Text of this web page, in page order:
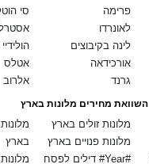
סי
הולידיי
אטלס
אלרוב
פרימה
לאונרדו
לינה בקיבוצים
אורכידאה
גרנד
השוואת מחירים מלונות בארץ
בארץ
מלונות זולים בארץ
מלונות פנויים בארץ
דילים לפסח #Year#